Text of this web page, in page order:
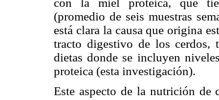
(promedio de seis muestras
está clara la causa que origina
tracto digestivo de los
dietas donde se incluyen
proteica (esta investigación).
Este aspecto de la nutrición de